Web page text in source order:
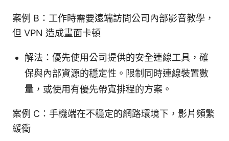
案例 B：工作時需要遠端訪問公司內部影音教學，
但 VPN 造成畫面卡頓
解法：優先使用公司提供的安全連線工具，確
保與內部資源的穩定性。限制同時連線裝置數
量，或使用有優先帶寬排程的方案。
案例 C：手機端在不穩定的網路環境下，影片頻繁
緩衝